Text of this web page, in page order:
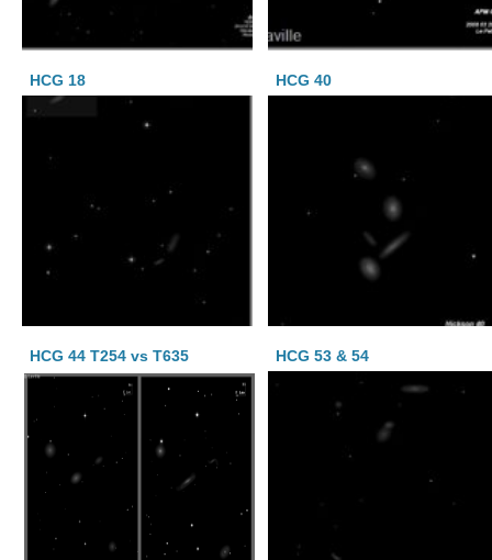
HCG 18 HCG 40
HCG 44 T254 vs T635 HCG 53 & 54